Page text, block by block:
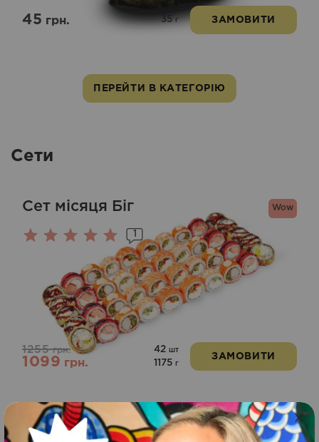
45грн. 35 г ЗАМОВИТИ
ПЕРЕЙТИ В КАТЕГОРІЮ
Сети
Wow
Сет місяця Біг
Оцінено
5.00
з 5
1255грн.
1099грн.
42 шт
1175 г
ЗАМОВИТИ
Wow
Сет місяця Лайт